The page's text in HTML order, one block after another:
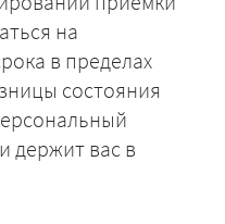
на
в пределах
состояния
держит вас в
(499) 520-05-23